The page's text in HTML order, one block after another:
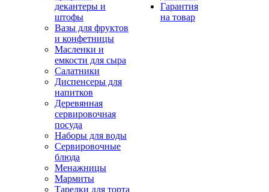
декантеры и
штофы
Вазы для фруктов
и конфетницы
Масленки и
емкости для сыра
Салатники
Диспенсеры для
напитков
Деревянная
сервировочная
посуда
Наборы для воды
Сервировочные
блюда
Менажницы
Мармиты
Тарелки для торта
Гарантия
на товар